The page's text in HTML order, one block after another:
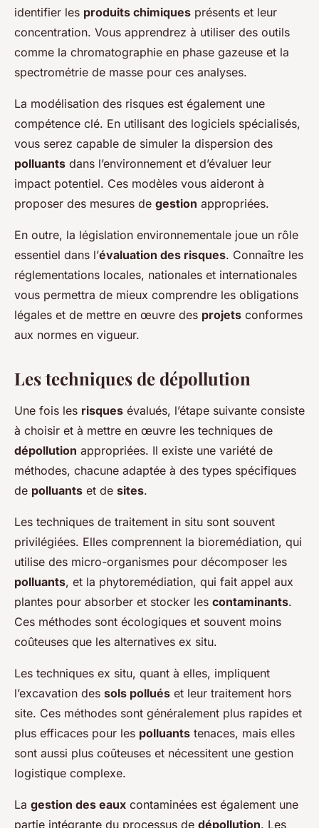
identifier les produits chimiques présents et leur
concentration. Vous apprendrez à utiliser des outils
comme la chromatographie en phase gazeuse et la
spectrométrie de masse pour ces analyses.
La modélisation des risques est également une
compétence clé. En utilisant des logiciels spécialisés,
vous serez capable de simuler la dispersion des
polluants dans l’environnement et d’évaluer leur
impact potentiel. Ces modèles vous aideront à
proposer des mesures de gestion appropriées.
En outre, la législation environnementale joue un rôle
essentiel dans l’évaluation des risques. Connaître les
réglementations locales, nationales et internationales
vous permettra de mieux comprendre les obligations
légales et de mettre en œuvre des projets conformes
aux normes en vigueur.
Les techniques de dépollution
Une fois les risques évalués, l’étape suivante consiste
à choisir et à mettre en œuvre les techniques de
dépollution appropriées. Il existe une variété de
méthodes, chacune adaptée à des types spécifiques
de polluants et de sites.
Les techniques de traitement in situ sont souvent
privilégiées. Elles comprennent la bioremédiation, qui
utilise des micro-organismes pour décomposer les
polluants, et la phytoremédiation, qui fait appel aux
plantes pour absorber et stocker les contaminants.
Ces méthodes sont écologiques et souvent moins
coûteuses que les alternatives ex situ.
Les techniques ex situ, quant à elles, impliquent
l’excavation des sols pollués et leur traitement hors
site. Ces méthodes sont généralement plus rapides et
plus efficaces pour les polluants tenaces, mais elles
sont aussi plus coûteuses et nécessitent une gestion
logistique complexe.
La gestion des eaux contaminées est également une
partie intégrante du processus de dépollution. Les